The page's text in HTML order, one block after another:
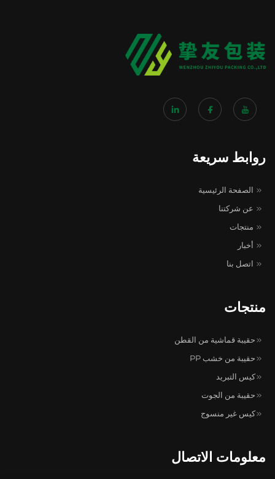
روابط سريعة
الصفحة الرئيسية
عن شركتنا
منتجات
أخبار
اتصل بنا
منتجات
حقيبة قماشية من القطن
حقيبة من خشب PP
كيس التبريد
حقيبة من الجوت
كيس غير منسوج
معلومات الاتصال